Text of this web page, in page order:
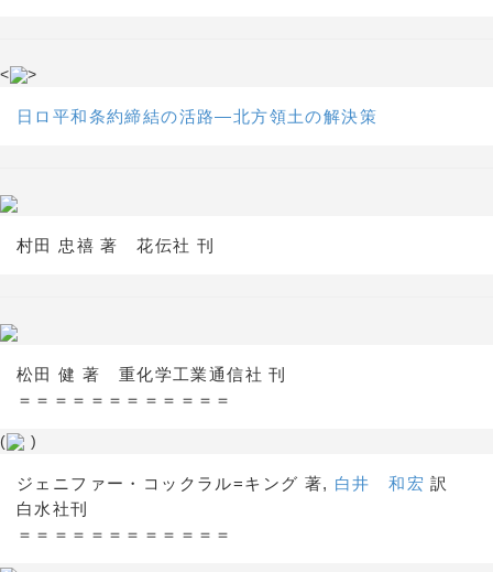
< >
日ロ平和条約締結の活路―北方領土の解決策
村田 忠禧 著 花伝社 刊
松田 健 著 重化学工業通信社 刊
＝＝＝＝＝＝＝＝＝＝＝＝
( )
ジェニファー・コックラル=キング 著, 白井 和宏 訳
白水社刊
＝＝＝＝＝＝＝＝＝＝＝＝